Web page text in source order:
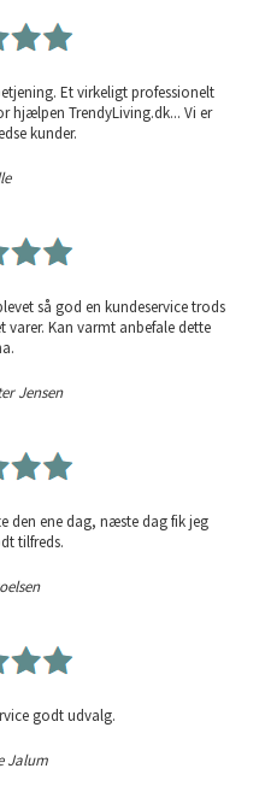
Et virkeligt professionelt
hjælpen TrendyLiving.dk... Vi er
kunder.
så god en kundeservice trods
Kan varmt anbefale dette
Jensen
den ene dag, næste dag fik jeg
tilfreds.
godt udvalg.
Jalum